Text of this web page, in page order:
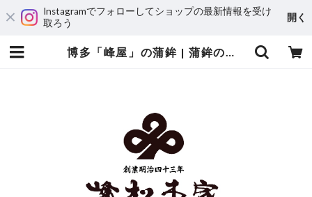
Instagramでフォローしてショップの最新情報を受け
取ろう
開く
博多「峰屋」の蒲鉾 | 蒲鉾の峰屋